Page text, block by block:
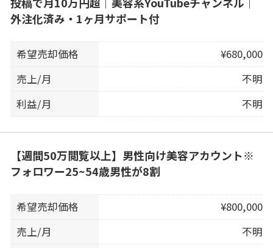
外注化済み・1ヶ月サポート付
希望売却価格
¥680,000
売上/月
不明
利益/月
不明
【週間50万閲覧以上】男性向け美容アカウント※
フォロワー25~54歳男性が8割
希望売却価格
¥800,000
売上/月
不明